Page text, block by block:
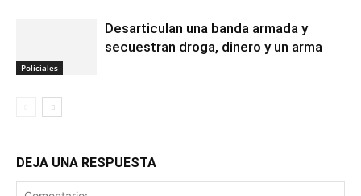
Policiales
Desarticulan una banda armada y
secuestran droga, dinero y un arma
DEJA UNA RESPUESTA